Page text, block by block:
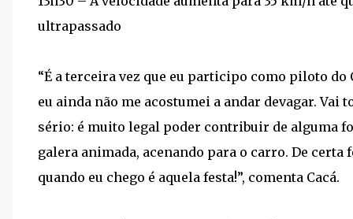
ultrapassado
“É a terceira vez que eu participo como piloto do
eu ainda não me acostumei a andar devagar.
sério: é muito legal poder contribuir de alguma
galera animada, acenando para o carro. De certa
quando eu chego é aquela festa!”, comenta Cacá.